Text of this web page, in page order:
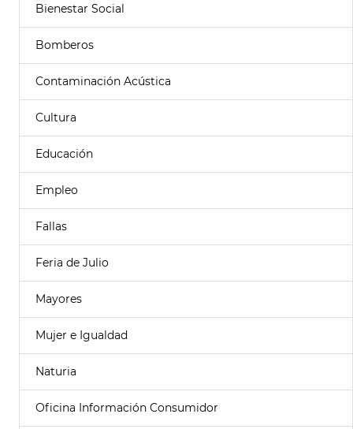
Bienestar Social
Bomberos
Contaminación Acústica
Cultura
Educación
Empleo
Fallas
Feria de Julio
Mayores
Mujer e Igualdad
Naturia
Oficina Información Consumidor